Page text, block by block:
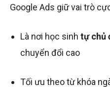
Google Ads giữ vai trò
Là nơi học sinh tự chủ
chuyển đổi cao
Tối ưu theo từ khóa